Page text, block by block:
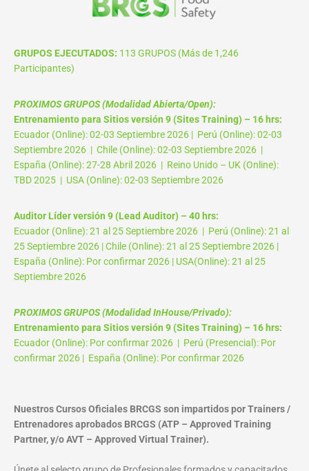
GRUPOS EJECUTADOS: 113 GRUPOS (Más de 1,246
Participantes)
PROXIMOS GRUPOS (Modalidad Abierta/Open):
Entrenamiento para Sitios versión 9 (Sites Training) – 16 hrs:
Ecuador (Online): 02-03 Septiembre 2026 | Perú (Online): 02-03
Septiembre 2026 | Chile (Online): 02-03 Septiembre 2026 |
España (Online): 27-28 Abril 2026 | Reino Unido – UK (Online):
TBD 2025 | USA (Online): 02-03 Septiembre 2026
Auditor Líder versión 9 (Lead Auditor) – 40 hrs:
Ecuador (Online): 21 al 25 Septiembre 2026 | Perú (Online): 21 al
25 Septiembre 2026 | Chile (Online): 21 al 25 Septiembre 2026 |
España (Online): Por confirmar 2026 | USA(Online): 21 al 25
Septiembre 2026
PROXIMOS GRUPOS (Modalidad InHouse/Privado):
Entrenamiento para Sitios versión 9 (Sites Training) – 16 hrs:
Ecuador (Online): Por confirmar 2026 | Perú (Presencial): Por
confirmar 2026 | España (Online): Por confirmar 2026
Nuestros Cursos Oficiales BRCGS son impartidos por Trainers /
Entrenadores aprobados BRCGS (ATP – Approved Training
Partner, y/o AVT – Approved Virtual Trainer).